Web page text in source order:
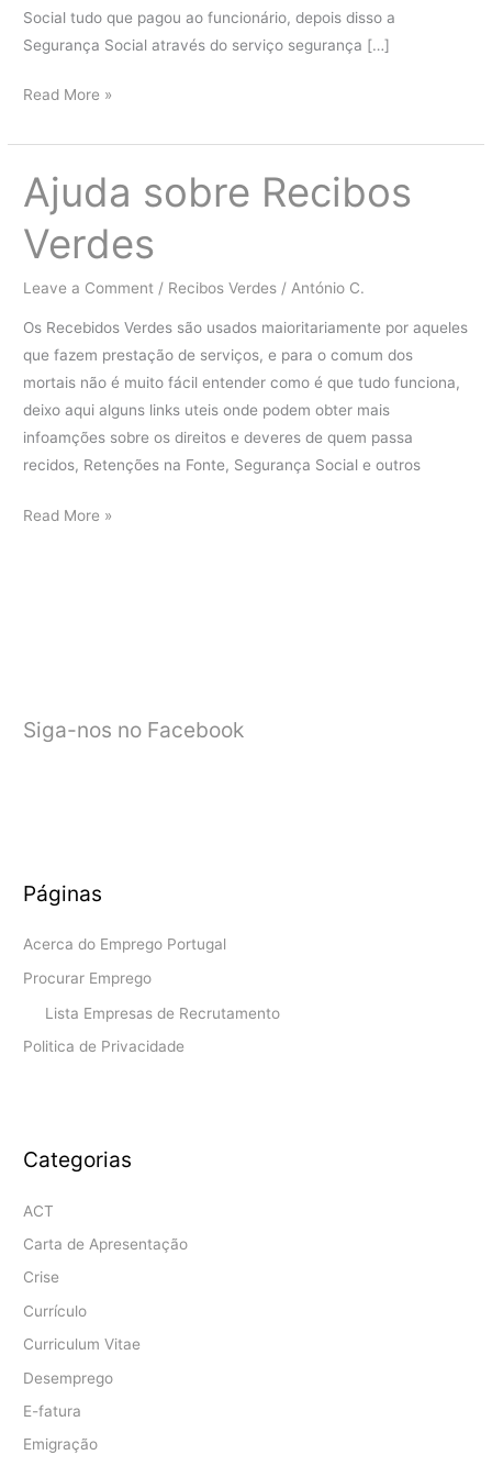
Social tudo que pagou ao funcionário, depois disso a
Segurança Social através do serviço segurança […]
Consultar
de
remunerações
registadas
na
Segurança
Social
Read More »
Ajuda sobre Recibos
Verdes
Leave a Comment / Recibos Verdes /António C.
Os Recebidos Verdes são usados maioritariamente por aqueles
que fazem prestação de serviços, e para o comum dos
mortais não é muito fácil entender como é que tudo funciona,
deixo aqui alguns links uteis onde podem obter mais
infoamções sobre os direitos e deveres de quem passa
recidos, Retenções na Fonte, Segurança Social e outros
Ajuda
Read More »
Siga-nos no Facebook
Páginas
Acerca do Emprego Portugal
Procurar Emprego
Lista Empresas de Recrutamento
Politica de Privacidade
Categorias
ACT
Carta de Apresentação
Crise
Currículo
Curriculum Vitae
Desemprego
E-fatura
Emigração